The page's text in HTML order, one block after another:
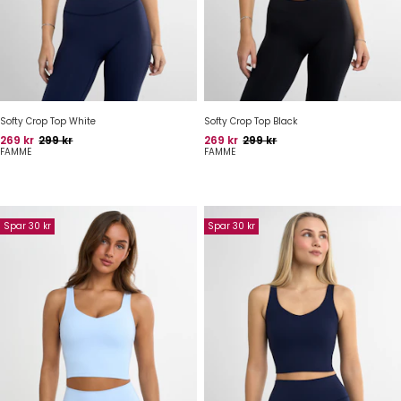
Softy Crop Top White
Pris
269 kr Oprindelig pris
299 kr
FAMME
Softy Crop Top Black
Pris
269 kr Oprindelig pris
299 kr
FAMME
Spar 30 kr Spar 30 kr